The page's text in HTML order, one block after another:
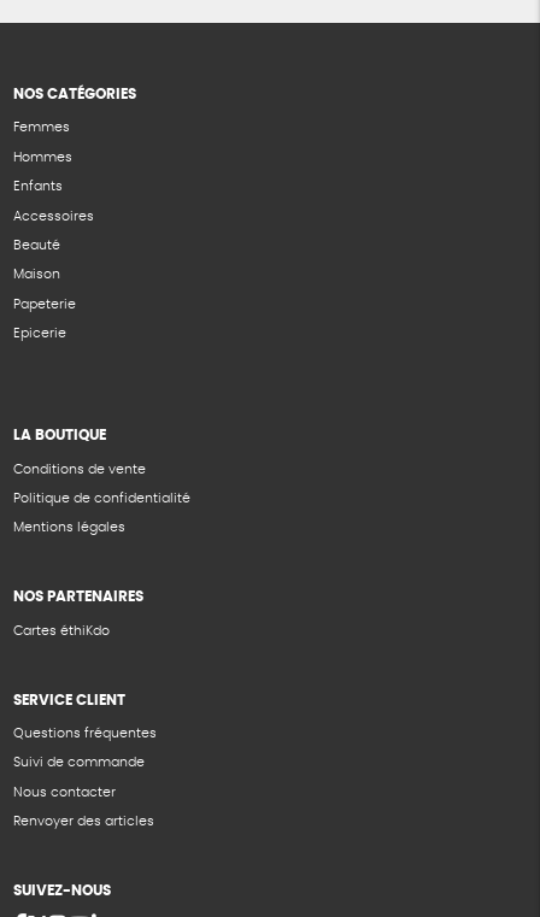
NOS CATÉGORIES
Femmes
Hommes
Enfants
Accessoires
Beauté
Maison
Papeterie
Epicerie
LA BOUTIQUE
Conditions de vente
Politique de confidentialité
Mentions légales
NOS PARTENAIRES
Cartes éthiKdo
SERVICE CLIENT
Questions fréquentes
Suivi de commande
Nous contacter
Renvoyer des articles
SUIVEZ-NOUS